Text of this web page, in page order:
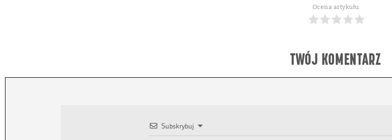
Ocena artykułu
TWÓJ KOMENTARZ
Subskrybuj